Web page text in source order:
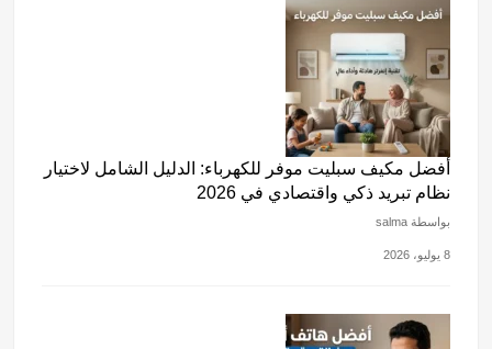
أفضل مكيف سبليت موفر للكهرباء: الدليل الشامل لاختيار
نظام تبريد ذكي واقتصادي في 2026
بواسطة salma
8 يوليو، 2026